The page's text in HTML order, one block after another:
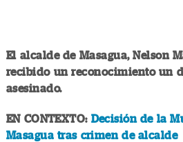
El alcalde de Masagua, Nelson
recibido un reconocimiento un
asesinado.
EN CONTEXTO: Decisión de la
Masagua tras crimen de alcalde